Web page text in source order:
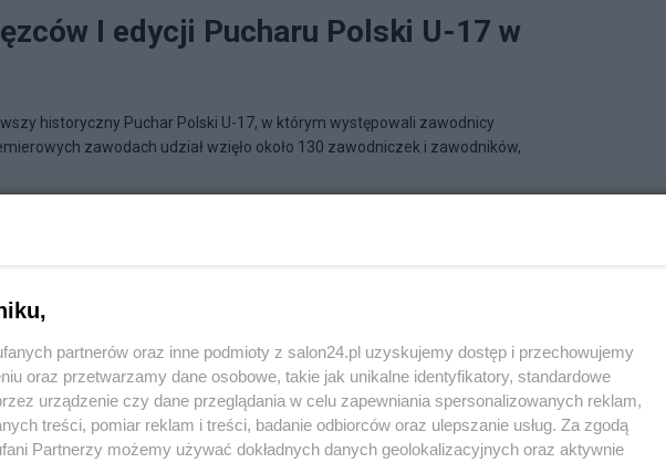
I edycji Pucharu Polski U-17 w
historyczny Puchar Polski U-17, w którym występowali zawodnicy
zawodach udział wzięło około 130 zawodniczek i zawodników,
ringach.
medale Mistrzostw Świata
partnerów oraz inne podmioty z salon24.pl uzyskujemy dostęp i przechowujemy
oraz przetwarzamy dane osobowe, takie jak unikalne identyfikatory, standardowe
urządzenie czy dane przeglądania w celu zapewniania spersonalizowanych reklam,
treści, pomiar reklam i treści, badanie odbiorców oraz ulepszanie usług. Za zgodą
Partnerzy możemy używać dokładnych danych geolokalizacyjnych oraz aktywnie